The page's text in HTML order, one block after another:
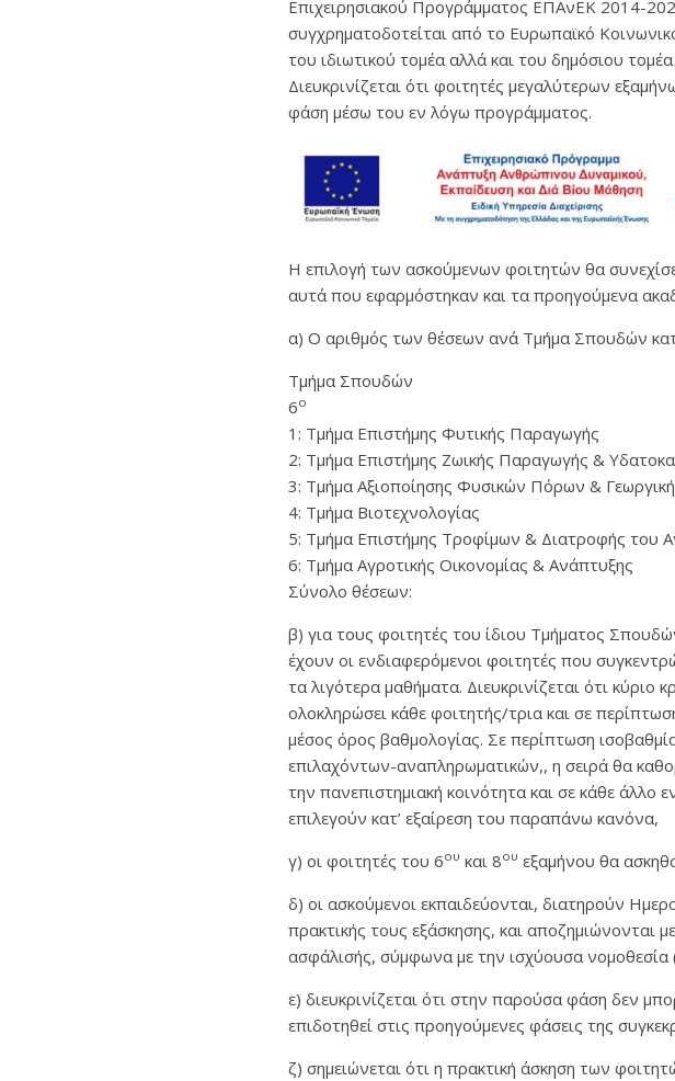
Επιχειρησιακού Προγράμματος ΕΠΑνΕΚ 2014-
συγχρηματοδοτείται από το Ευρωπαϊκό
του ιδιωτικού τομέα αλλά και του δημόσιου
Διευκρινίζεται ότι φοιτητές μεγαλύτερων
φάση μέσω του εν λόγω προγράμματος.
Η επιλογή των ασκούμενων φοιτητών θα
αυτά που εφαρμόστηκαν και τα προηγούμενα
α) Ο αριθμός των θέσεων ανά Τμήμα Σπουδών
Τμήμα Σπουδών
6ο
1: Τμήμα Επιστήμης Φυτικής Παραγωγής
2: Τμήμα Επιστήμης Ζωικής Παραγωγής &
3: Τμήμα Αξιοποίησης Φυσικών Πόρων &
4: Τμήμα Βιοτεχνολογίας
5: Τμήμα Επιστήμης Τροφίμων & Διατροφής του
6: Τμήμα Αγροτικής Οικονομίας & Ανάπτυξης
Σύνολο θέσεων:
β) για τους φοιτητές του ίδιου Τμήματος
έχουν οι ενδιαφερόμενοι φοιτητές που
τα λιγότερα μαθήματα. Διευκρινίζεται ότι
ολοκληρώσει κάθε φοιτητής/τρια και σε
μέσος όρος βαθμολογίας. Σε περίπτωση
επιλαχόντων-αναπληρωματικών,, η σειρά θα
την πανεπιστημιακή κοινότητα και σε κάθε
επιλεγούν κατ’ εξαίρεση του παραπάνω κανόνα,
γ) οι φοιτητές του 6ου και 8ου εξαμήνου θα
δ) οι ασκούμενοι εκπαιδεύονται, διατηρούν
πρακτικής τους εξάσκησης, και αποζημιώνονται
ασφάλισής, σύμφωνα με την ισχύουσα
ε) διευκρινίζεται ότι στην παρούσα φάση δεν
επιδοτηθεί στις προηγούμενες φάσεις της
ζ) σημειώνεται ότι η πρακτική άσκηση των